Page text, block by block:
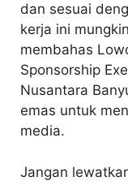
dan sesuai
kerja ini
membahas
Sponsorship
Nusantara
emas untuk
media.
Jangan